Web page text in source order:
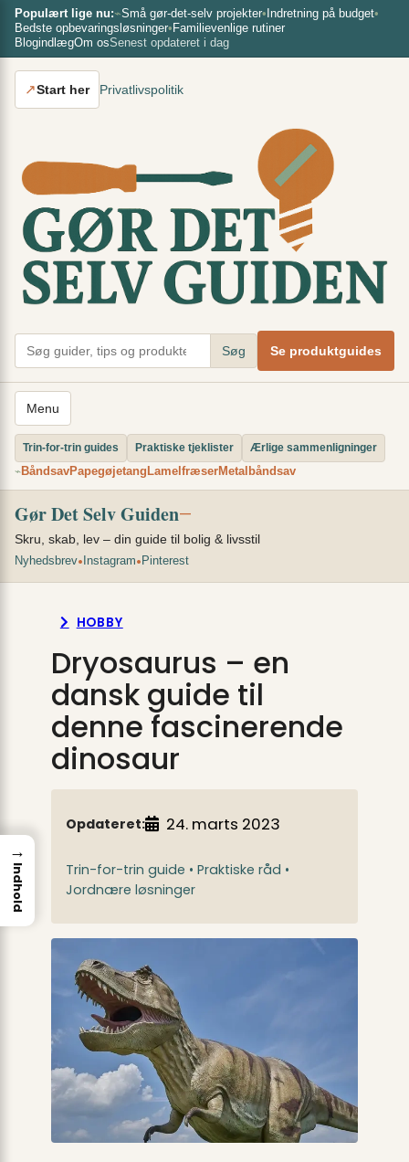
Spring
indhold
Populært lige nu:⌁Små gør-det-selv projekter• Indretning på budget•
Bedste opbevaringsløsninger• Familievenlige rutiner
BlogindlægOm osSenest opdateret i dag
↗Start her Privatlivspolitik
Søg Se produktguides
Menu
Trin-for-trin guides Praktiske tjeklister
Ærlige sammenligninger
⌁BåndsavPapegøjetang LamelfræserMetalbåndsav
Gør Det Selv Guiden—
Skru, skab, lev – din guide til bolig & livsstil
Nyhedsbrev• Instagram• Pinterest
HOBBY
Dryosaurus – en
dansk guide til
denne fascinerende
dinosaur
Opdateret: 24. marts 2023
Trin-for-trin guide • Praktiske råd •
Jordnære løsninger
→
Indhold